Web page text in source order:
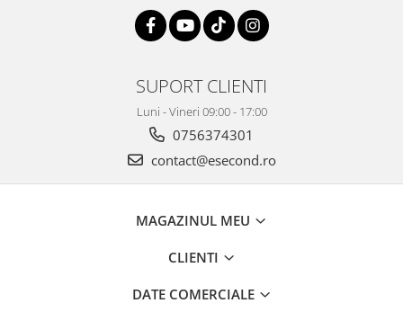
SUPORT CLIENTI
Luni - Vineri 09:00 - 17:00
0756374301
contact@esecond.ro
MAGAZINUL MEU
CLIENTI
DATE COMERCIALE